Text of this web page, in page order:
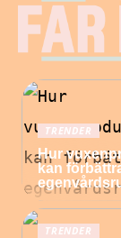
TRENDER
Hur
kan
TRENDER